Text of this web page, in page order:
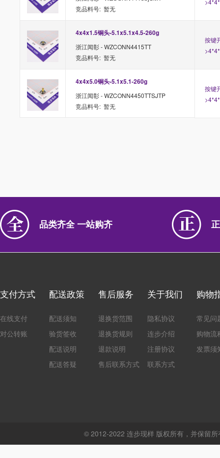
竞品料号: 暂无
4x4x1.5铜头-5.1x5.1x4.5-260g
浙江闻彰 - WZCONN4415TT
竞品料号: 暂无
按键
4x4x5.0铜头-5.1x5.1-260g
浙江闻彰 - WZCONN4450TTSJTP
竞品料号: 暂无
按键
品类齐全 一站购齐
支付方式
在线支付
对公转账
配送政策
配送须知
验货签收
配送说明
配送答疑
售后服务
退换货范围
退换货规则
退款说明
售后联系方式
关于我们
隐私协议
连步介绍
注册协议
联系方式
购物
常见问
购物流
发票须
© 2012-2022 连步现样 版权所有，并保留